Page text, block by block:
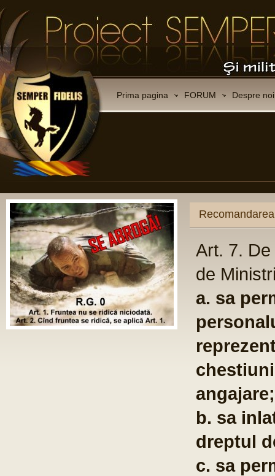
Prima pagina FORUM Despre noi
Recomandarea Consiliului Europei 1572/2002 (extras)
Art. 7. De aceea, Adunarea
de Ministri sa solicite guvernelor
a. sa permita membrilor
personalului militar sa se
reprezentative cu drept de
chestiuni precum salarizarea
b. sa inlature restrictiile
dreptul de asociere al
c. sa permita membrilor